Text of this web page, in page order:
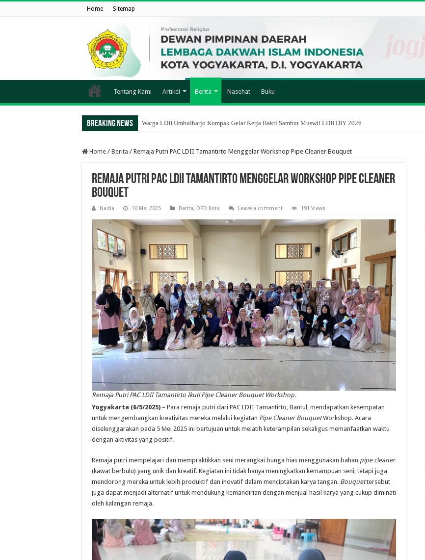
Home Sitemap
Tentang Kami Artikel Berita Nasehat Buku
Breaking News Warga LDII Umbulharjo Kompak Gelar Kerja Bakti Sambut Muswil LDII DIY 2026
Home / Berita / Remaja Putri PAC LDII Tamantirto Menggelar Workshop Pipe Cleaner Bouquet
Remaja Putri PAC LDII Tamantirto Menggelar Workshop Pipe Cleaner
Bouquet
Nadia 10 Mei 2025 Berita, DPD Kota Leave a comment 191 Views
Remaja Putri PAC LDII Tamantirto Ikuti Pipe Cleaner Bouquet Workshop.
Yogyakarta (6/5/2025) – Para remaja putri dari PAC LDII Tamantirto, Bantul, mendapatkan kesempatan
untuk mengembangkan kreativitas mereka melalui kegiatan Pipe Cleaner BouquetWorkshop. Acara
diselenggarakan pada 5 Mei 2025 ini bertujuan untuk melatih keterampilan sekaligus memanfaatkan waktu
dengan aktivitas yang positif.
Remaja putri mempelajari dan mempraktikkan seni merangkai bunga hias menggunakan bahan pipe cleaner
(kawat berbulu) yang unik dan kreatif. Kegiatan ini tidak hanya meningkatkan kemampuan seni, tetapi juga
mendorong mereka untuk lebih produktif dan inovatif dalam menciptakan karya tangan. Bouquettersebut
juga dapat menjadi alternatif untuk mendukung kemandirian dengan menjual hasil karya yang cukup diminati
oleh kalangan remaja.